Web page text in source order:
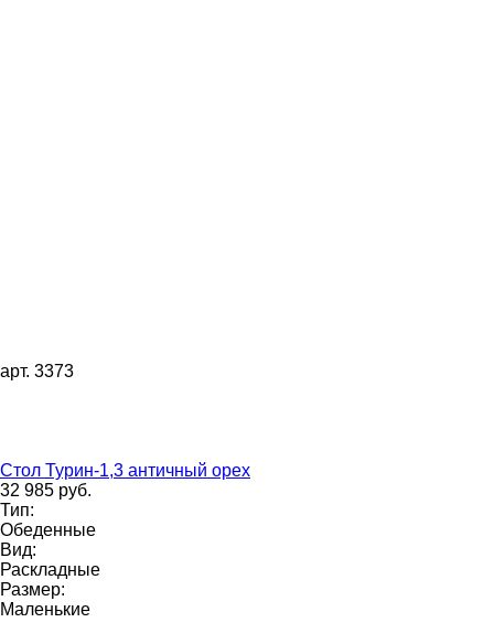
арт. 3373
Стол Турин-1,3 античный орех
32 985 руб.
Тип:
Обеденные
Вид:
Раскладные
Размер:
Маленькие